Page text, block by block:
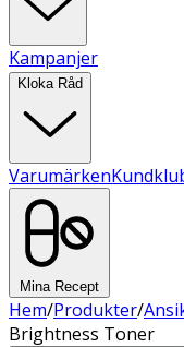
Kampanjer
Kloka Råd
Varumärken
Mina Recept
Hem/Produkter/
Brightness Toner